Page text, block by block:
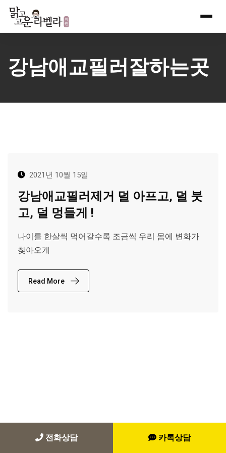
Skip
content
강남애교필러잘하는곳
2021년 10월 15일
강남애교필러제거 덜 아프고, 덜 붓
고, 덜 멍들게 !
나이를 한살씩 먹어갈수록 조금씩 우리 몸에 변화가
찾아오게
Read More
카톡상담
전화상담